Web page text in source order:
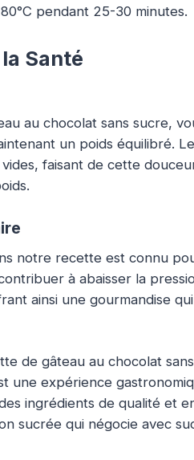
pendant 25-30 minutes.
Santé
au chocolat sans sucre,
un poids équilibré.
vides, faisant de cette
notre recette est connu
à abaisser la
ainsi une gourmandise
de gâteau au chocolat
une expérience
ingrédients de qualité et
sucrée qui négocie avec